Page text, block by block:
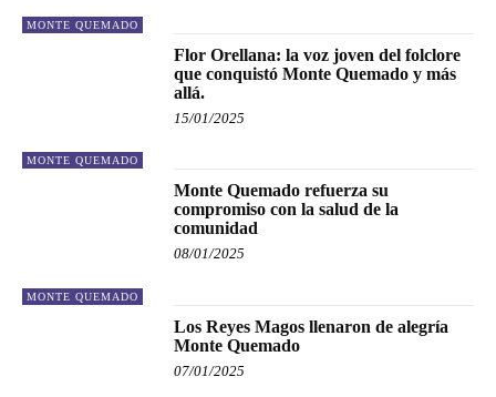
MONTE QUEMADO
MONTE QUEMADO
Flor Orellana: la voz joven del folclore
que conquistó Monte Quemado y más
allá.
15/01/2025
MONTE QUEMADO
Monte Quemado refuerza su
compromiso con la salud de la
comunidad
08/01/2025
Los Reyes Magos llenaron de alegría
Monte Quemado
07/01/2025